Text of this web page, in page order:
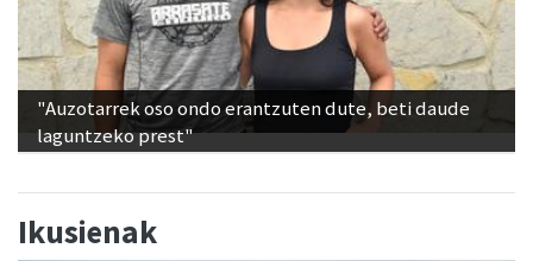
"Auzotarrek oso ondo erantzuten dute, beti daude
laguntzeko prest"
Ikusienak